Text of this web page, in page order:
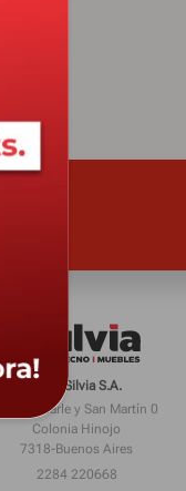
Casa Silvia S.A.
Juan Scharle y San Martín 0
Colonia Hinojo
7318-Buenos Aires
2284 220668